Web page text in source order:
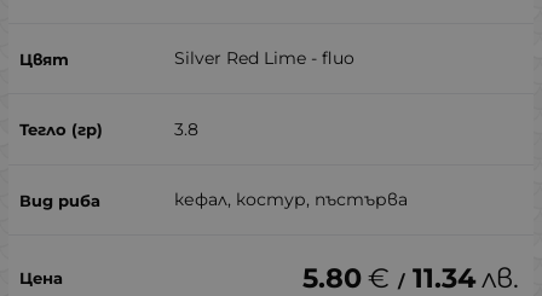
Silver Red Lime - fluo
3.8
кефал, костур, пъстърва
5.80€ / 11.34лв.